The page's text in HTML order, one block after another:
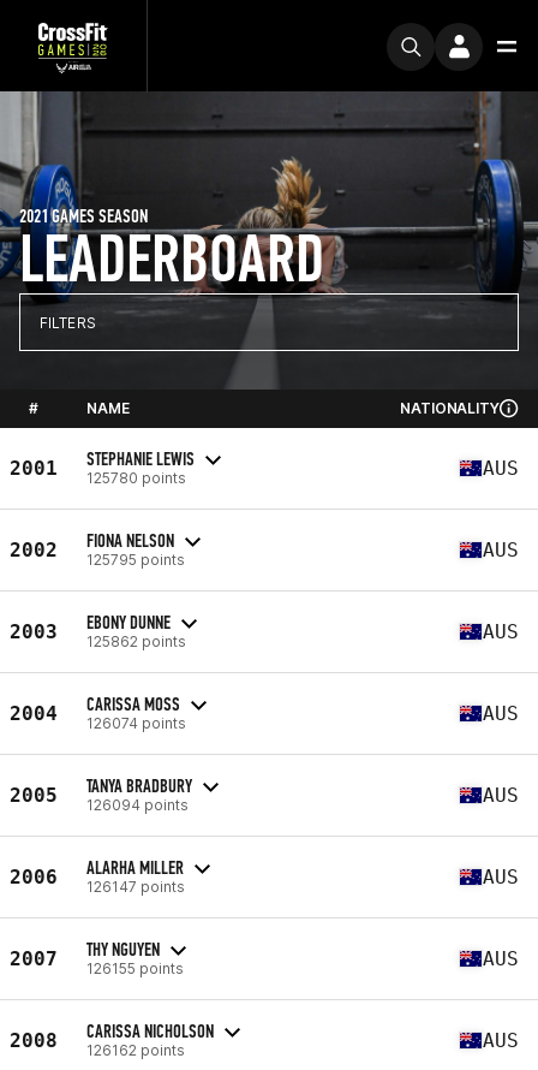
LEADERBOARD
2021 GAMES SEASON
FILTERS
# NAME NATIONALITY
2001 STEPHANIE LEWIS
125780 points AUS
2002 FIONA NELSON
125795 points AUS
2003 EBONY DUNNE
125862 points AUS
2004 CARISSA MOSS
126074 points AUS
2005 TANYA BRADBURY
126094 points AUS
2006 ALARHA MILLER
126147 points AUS
2007 THY NGUYEN
126155 points AUS
2008 CARISSA NICHOLSON
126162 points AUS